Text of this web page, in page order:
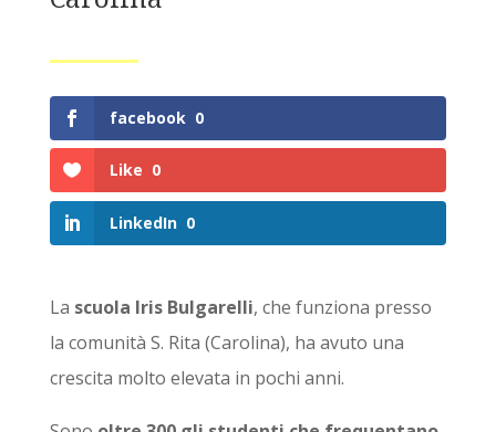
facebook 0
Like 0
LinkedIn 0
La scuola Iris Bulgarelli, che funziona presso
la comunità S. Rita (Carolina), ha avuto una
crescita molto elevata in pochi anni.